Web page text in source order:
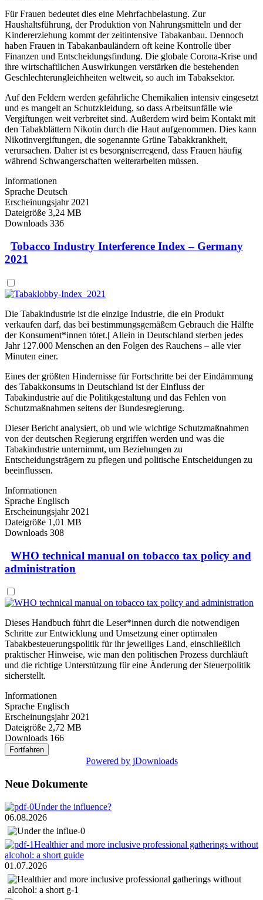
Für Frauen bedeutet dies eine Mehrfachbelastung. Zur
Haushaltsführung, der Produktion von Nahrungsmitteln und der
Kindererziehung kommt der zeitintensive Tabakanbau. Dennoch
haben Frauen in Tabakanbauländern oft keine Kontrolle über
Finanzen und Entscheidungsfindung. Die globale Corona-Krise und
ihre wirtschaftlichen Auswirkungen verstärken die bestehenden
Geschlechterungleichheiten weltweit, so auch im Tabaksektor.
Auf den Feldern werden gefährliche Chemikalien intensiv eingesetzt
und es mangelt an Schutzkleidung, so dass Arbeitsunfälle wie
Vergiftungen weit verbreitet sind. Außerdem wird beim Kontakt mit
den Tabakblättern Nikotin durch die Haut aufgenommen. Dies kann
Nikotinvergiftungen, die sogenannte Grüne Tabakkrankheit,
verursachen. Daher ist es besorgniserregend, dass Frauen häufig
während Schwangerschaften weiterarbeiten müssen.
Informationen
Sprache Deutsch
Erscheinungsjahr 2021
Dateigröße 3,24 MB
Downloads 336
Tobacco Industry Interference Index – Germany
2021
Die Tabakindustrie ist die einzige Industrie, die ein Produkt
verkaufen darf, das bei bestimmungsgemäßem Gebrauch die Hälfte
der Konsument*innen tötet.[ Allein in Deutschland sterben jedes
Jahr 127.000 Menschen an den Folgen des Rauchens – alle vier
Minuten einer.
Eines der größten Hindernisse für Fortschritte bei der Eindämmung
des Tabakkonsums in Deutschland ist der Einfluss der
Tabakindustrie auf die Politikgestaltung und das Fehlen von
Schutzmaßnahmen seitens der Bundesregierung.
Dieser Bericht analysiert, ob und wie wichtige Schutzmaßnahmen
von der deutschen Regierung ergriffen werden und was die
Tabakindustrie unternimmt, um Beziehungen zu
Entscheidungsträgern zu pflegen und politische Entscheidungen zu
beeinflussen.
Informationen
Sprache Englisch
Erscheinungsjahr 2021
Dateigröße 1,01 MB
Downloads 308
WHO technical manual on tobacco tax policy and
administration
Dieses Handbuch führt die Leser*innen durch die notwendigen
Schritte zur Entwicklung und Umsetzung einer optimalen
Tabakbesteuerungspolitik für ihr jeweiliges Land, einschließlich
praktischer Hinweise, wie man den politischen Prozess durchläuft
und die richtige Unterstützung für eine Änderung der Steuerpolitik
sicherstellt.
Informationen
Sprache Englisch
Erscheinungsjahr 2021
Dateigröße 2,72 MB
Downloads 166
Powered by jDownloads
Neue Dokumente
Under the influence?
06.08.2026
Healthier and more inclusive professional gatherings without
alcohol: a short guide
01.07.2026